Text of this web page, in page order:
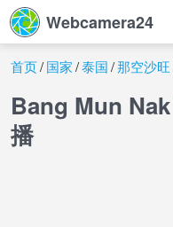
Webcamera24
首页 国家 泰国 那空沙旺
Bang Mun
播